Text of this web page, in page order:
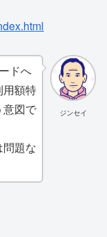
ジンセイ
ドへ
用額特
意図で
題な